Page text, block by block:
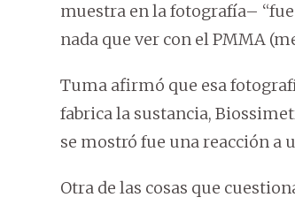
muestra en la fotografía–
nada que ver con el PMMA
Tuma afirmó que esa
fabrica la sustancia,
se mostró fue una reacción a
Otra de las cosas que